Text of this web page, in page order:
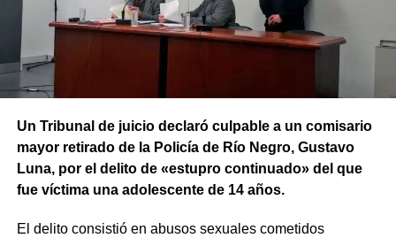
Un Tribunal de juicio declaró culpable a un comisario
mayor retirado de la Policía de Río Negro, Gustavo
Luna, por el delito de «estupro continuado» del que
fue víctima una adolescente de 14 años.
El delito consistió en abusos sexuales cometidos